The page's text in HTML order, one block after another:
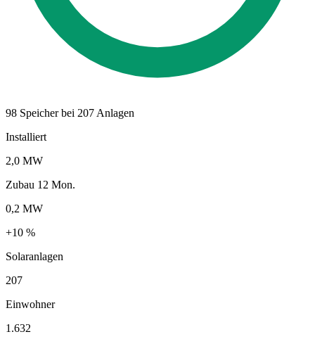
98 Speicher bei 207 Anlagen
Installiert
2,0 MW
Zubau 12 Mon.
0,2 MW
+10 %
Solaranlagen
207
Einwohner
1.632